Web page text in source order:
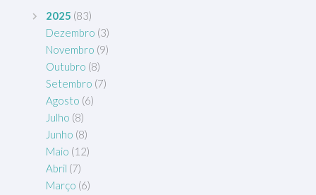
2025 (83)
Dezembro (3)
Novembro (9)
Outubro (8)
Setembro (7)
Agosto (6)
Julho (8)
Junho (8)
Maio (12)
Abril (7)
Março (6)